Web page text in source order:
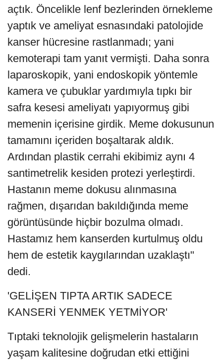
açtık. Öncelikle lenf bezlerinden örnekleme
yaptık ve ameliyat esnasındaki patolojide
kanser hücresine rastlanmadı; yani
kemoterapi tam yanıt vermişti. Daha sonra
laparoskopik, yani endoskopik yöntemle
kamera ve çubuklar yardımıyla tıpkı bir
safra kesesi ameliyatı yapıyormuş gibi
memenin içerisine girdik. Meme dokusunun
tamamını içeriden boşaltarak aldık.
Ardından plastik cerrahi ekibimiz aynı 4
santimetrelik kesiden protezi yerleştirdi.
Hastanın meme dokusu alınmasına
rağmen, dışarıdan bakıldığında meme
görüntüsünde hiçbir bozulma olmadı.
Hastamız hem kanserden kurtulmuş oldu
hem de estetik kaygılarından uzaklaştı"
dedi.
'GELİŞEN TIPTA ARTIK SADECE
KANSERİ YENMEK YETMİYOR'
Tıptaki teknolojik gelişmelerin hastaların
yaşam kalitesine doğrudan etki ettiğini